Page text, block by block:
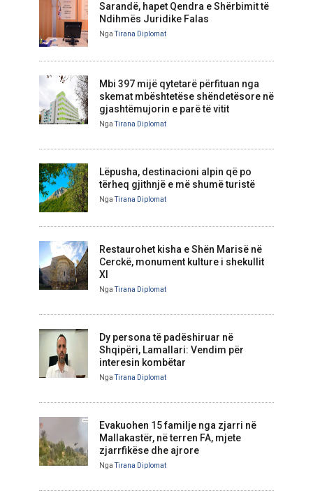
Sarandë, hapet Qendra e Shërbimit të
Ndihmës Juridike Falas
NgaTirana Diplomat
Mbi 397 mijë qytetarë përfituan nga
skemat mbështetëse shëndetësore në
gjashtëmujorin e parë të vitit
NgaTirana Diplomat
Lëpusha, destinacioni alpin që po
tërheq gjithnjë e më shumë turistë
NgaTirana Diplomat
Restaurohet kisha e Shën Marisë në
Cerckë, monument kulture i shekullit
XI
NgaTirana Diplomat
Dy persona të padëshiruar në
Shqipëri, Lamallari: Vendim për
interesin kombëtar
NgaTirana Diplomat
Evakuohen 15 familje nga zjarri në
Mallakastër, në terren FA, mjete
zjarrfikëse dhe ajrore
NgaTirana Diplomat